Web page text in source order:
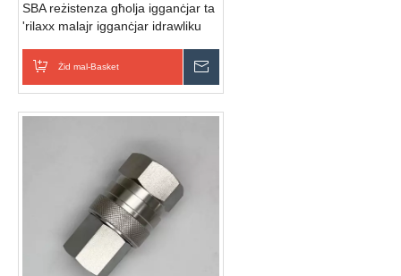
SBA reżistenza għolja igganċjar ta
'rilaxx malajr igganċjar idrawliku
b'id waħdaŻid mal-Basket